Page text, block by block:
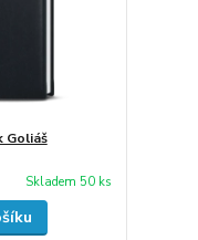
Goliáš
Skladem 50 ks